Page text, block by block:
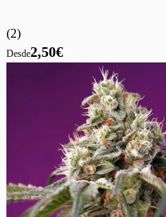
(2)
Desde2,50€